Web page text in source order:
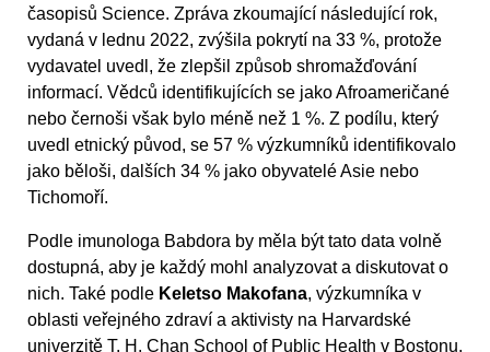
časopisů Science. Zpráva zkoumající následující rok,
vydaná v lednu 2022, zvýšila pokrytí na 33 %, protože
vydavatel uvedl, že zlepšil způsob shromažďování
informací. Vědců identifikujících se jako Afroameričané
nebo černoši však bylo méně než 1 %. Z podílu, který
uvedl etnický původ, se 57 % výzkumníků identifikovalo
jako běloši, dalších 34 % jako obyvatelé Asie nebo
Tichomoří.
Podle imunologa Babdora by měla být tato data volně
dostupná, aby je každý mohl analyzovat a diskutovat o
nich. Také podle Keletso Makofana, výzkumníka v
oblasti veřejného zdraví a aktivisty na Harvardské
univerzitě T. H. Chan School of Public Health v Bostonu,